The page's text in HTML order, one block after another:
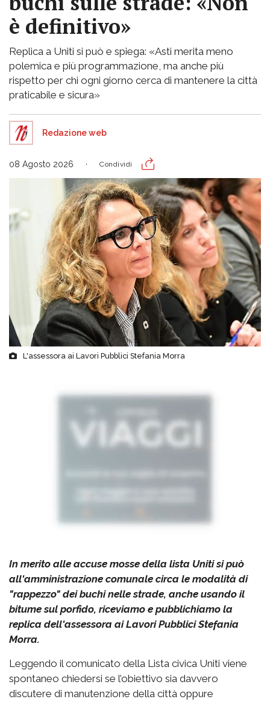
è definitivo»
Replica a Uniti si può e spiega: «Asti merita meno
polemica e più programmazione, ma anche più
rispetto per chi ogni giorno cerca di mantenere la città
praticabile e sicura»
Redazione web
08 Agosto 2026 Condividi
L'assessora ai Lavori Pubblici Stefania Morra
In merito alle accuse mosse della lista Uniti si può
all'amministrazione comunale circa le modalità di
"rappezzo" dei buchi nelle strade, anche usando il
bitume sul porfido, riceviamo e pubblichiamo la
replica dell'assessora ai Lavori Pubblici Stefania
Morra.
Leggendo il comunicato della Lista civica Uniti viene
spontaneo chiedersi se l’obiettivo sia davvero
discutere di manutenzione della città oppure